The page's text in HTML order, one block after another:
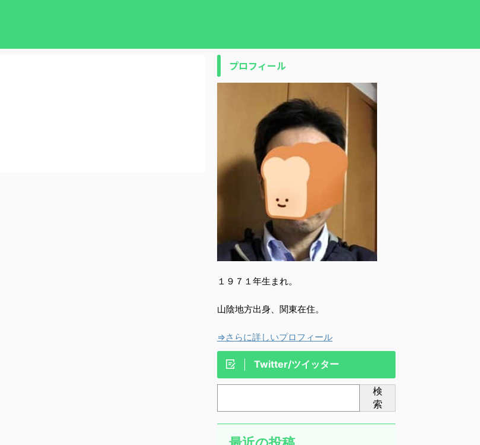
プロフィール
１９７１年生まれ。
山陰地方出身、関東在住。
⇒さらに詳しいプロフィール
Twitter/ツイッター
検
索